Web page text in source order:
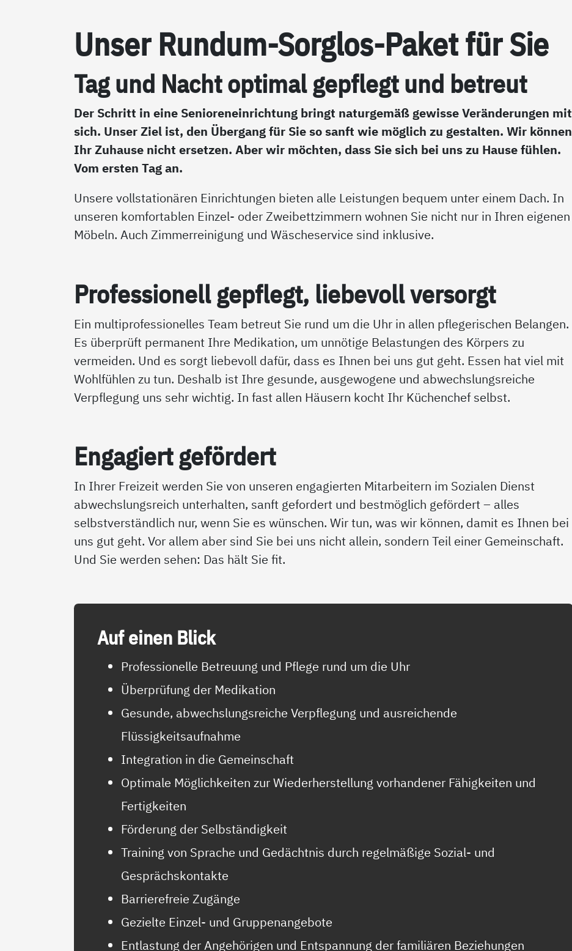
Un­ser Run­d­um-Sorg­los-Pa­ket für Sie
Tag und Nacht opti­mal gepf­legt und be­t­reut
Der Schritt in eine Senioreneinrichtung bringt naturgemäß gewisse Veränderungen mit
sich. Unser Ziel ist, den Übergang für Sie so sanft wie möglich zu gestalten. Wir können
Ihr Zuhause nicht ersetzen. Aber wir möchten, dass Sie sich bei uns zu Hause fühlen.
Vom ersten Tag an.
Unsere vollstationären Einrichtungen bieten alle Leistungen bequem unter einem Dach. In
unseren komfortablen Einzel- oder Zweibettzimmern wohnen Sie nicht nur in Ihren eigenen
Möbeln. Auch Zimmerreinigung und Wäscheservice sind inklusive.
Pro­fes­sio­nell gepf­legt, lie­be­voll ver­sorgt
Ein multiprofessionelles Team betreut Sie rund um die Uhr in allen pflegerischen Belangen.
Es überprüft permanent Ihre Medikation, um unnötige Belastungen des Körpers zu
vermeiden. Und es sorgt liebevoll dafür, dass es Ihnen bei uns gut geht. Essen hat viel mit
Wohlfühlen zu tun. Deshalb ist Ihre gesunde, ausgewogene und abwechslungsreiche
Verpflegung uns sehr wichtig. In fast allen Häusern kocht Ihr Küchenchef selbst.
En­ga­giert ge­för­dert
In Ihrer Freizeit werden Sie von unseren engagierten Mitarbeitern im Sozialen Dienst
abwechslungsreich unterhalten, sanft gefordert und bestmöglich gefördert – alles
selbstverständlich nur, wenn Sie es wünschen. Wir tun, was wir können, damit es Ihnen bei
uns gut geht. Vor allem aber sind Sie bei uns nicht allein, sondern Teil einer Gemeinschaft.
Und Sie werden sehen: Das hält Sie fit.
Auf ei­nen Blick
Professionelle Betreuung und Pflege rund um die Uhr
Überprüfung der Medikation
Gesunde, abwechslungsreiche Verpflegung und ausreichende
Flüssigkeitsaufnahme
Integration in die Gemeinschaft
Optimale Möglichkeiten zur Wiederherstellung vorhandener Fähigkeiten und
Fertigkeiten
Förderung der Selbständigkeit
Training von Sprache und Gedächtnis durch regelmäßige Sozial- und
Gesprächskontakte
Barrierefreie Zugänge
Gezielte Einzel- und Gruppenangebote
Entlastung der Angehörigen und Entspannung der familiären Beziehungen